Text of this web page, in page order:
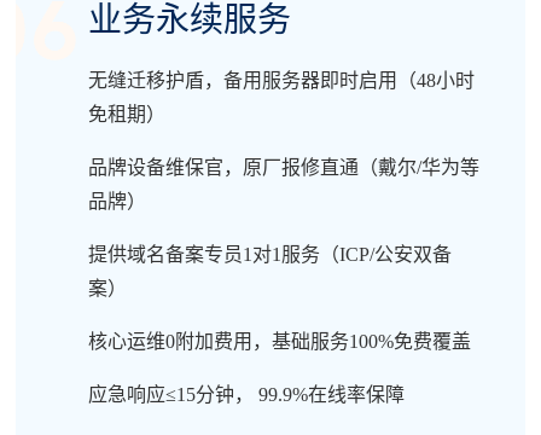
业务永续服务
无缝迁移护盾，备用服务器即时启用（48小时
免租期）
品牌设备维保官，原厂报修直通（戴尔/华为等
品牌）
提供域名备案专员1对1服务（ICP/公安双备
案）
核心运维0附加费用，基础服务100%免费覆盖
应急响应≤15分钟， 99.9%在线率保障